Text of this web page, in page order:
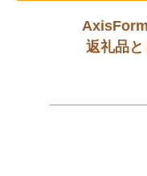
返礼品と